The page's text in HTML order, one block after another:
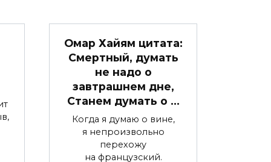
Омар Хайям цитата:
Смертный, думать
не надо о
завтрашнем дне,
Станем думать о …
Когда я думаю о вине,
я непроизвольно
перехожу
на французский.